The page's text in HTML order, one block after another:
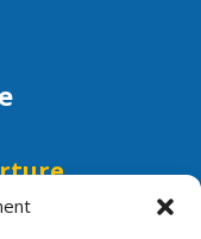
jeudi et